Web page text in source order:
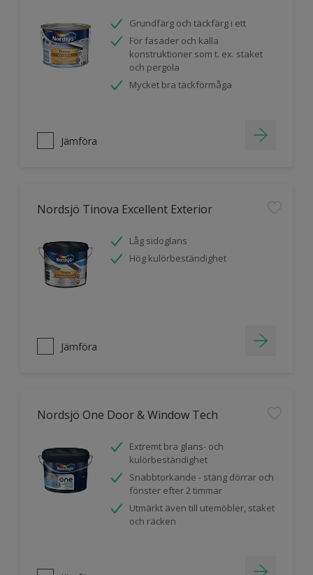
Grundfärg och täckfärg i ett
För fasader och kalla
konstruktioner som t. ex. staket
och pergola
Mycket bra täckförmåga
Jämföra
Nordsjö Tinova Excellent Exterior
Låg sidoglans
Hög kulörbeständighet
Jämföra
Nordsjö One Door & Window Tech
Extremt bra glans- och
kulörbeständighet
Snabbtorkande - stäng dörrar och
fönster efter 2 timmar
Utmärkt även till utemöbler, staket
och räcken